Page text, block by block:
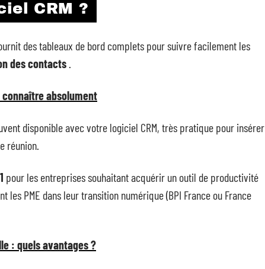
CRM ?
des tableaux de bord complets pour suivre facilement les
des contacts.
connaître absolument
disponible avec votre logiciel CRM, très pratique pour insérer
réunion.
pour les entreprises souhaitant acquérir un outil de productivité
les PME dans leur transition numérique (BPI France ou France
: quels avantages ?